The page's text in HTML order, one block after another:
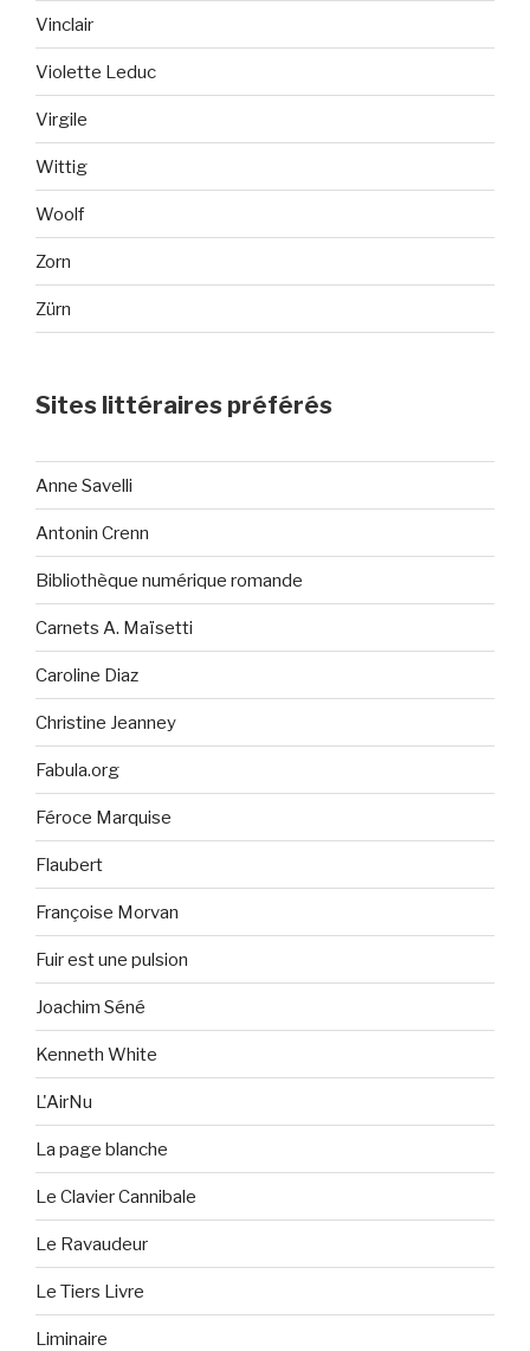
Vinclair
Violette Leduc
Virgile
Wittig
Woolf
Zorn
Zürn
Sites littéraires préférés
Anne Savelli
Antonin Crenn
Bibliothèque numérique romande
Carnets A. Maïsetti
Caroline Diaz
Christine Jeanney
Fabula.org
Féroce Marquise
Flaubert
Françoise Morvan
Fuir est une pulsion
Joachim Séné
Kenneth White
L'AirNu
La page blanche
Le Clavier Cannibale
Le Ravaudeur
Le Tiers Livre
Liminaire